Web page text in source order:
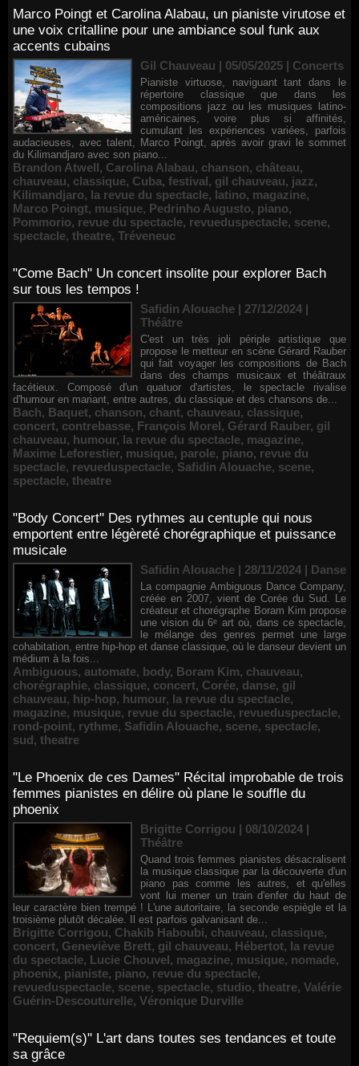
Marco Poingt et Carolina Alabau, un pianiste virutose et
une voix critalline pour une ambiance soul funk aux
accents cubains
Gil Chauveau | 05/05/2025 | Concerts
Pianiste virtuose, naviguant tant dans le
répertoire classique que dans les
compositions jazz ou les musiques latino-
américaines, voire plus si affinités,
cumulant les expériences variées, parfois
audacieuses, avec talent, Marco Poingt, après avoir gravi le sommet
du Kilimandjaro avec son piano...
Brandon Atwell, Carolina Alabau, chanson, château,
chauveau, classique, Cuba, festival, gil chauveau, jazz,
Kilimandjaro, la revue du spectacle, latino, magazine,
Marco Poingt, musique, Pedrinho Augusto, piano,
Pommorio, revue du spectacle, revueduspectacle, scene,
spectacle, theatre, Tréveneuc
"Come Bach" Un concert insolite pour explorer Bach
sur tous les tempos !
Safidin Alouache | 27/12/2024 |
Théâtre
C'est un très joli périple artistique que
propose le metteur en scène Gérard Rauber
qui fait voyager les compositions de Bach
dans des champs musicaux et théâtraux
facétieux. Composé d'un quatuor d'artistes, le spectacle rivalise
d'humour en mariant, entre autres, du classique et des chansons de...
Bach, Baquet, chanson, chant, chauveau, classique,
concert, contrebasse, François Morel, Gérard Rauber, gil
chauveau, humour, la revue du spectacle, magazine,
Maxime Leforestier, musique, parole, piano, revue du
spectacle, revueduspectacle, Safidin Alouache, scene,
spectacle, theatre
"Body Concert" Des rythmes au centuple qui nous
emportent entre légèreté chorégraphique et puissance
musicale
Safidin Alouache | 28/11/2024 | Danse
La compagnie Ambiguous Dance Company,
créée en 2007, vient de Corée du Sud. Le
créateur et chorégraphe Boram Kim propose
une vision du 6ᵉ art où, dans ce spectacle,
le mélange des genres permet une large
cohabitation, entre hip-hop et danse classique, où le danseur devient un
médium à la fois...
Ambiguous, automate, body, Boram Kim, chauveau,
chorégraphie, classique, concert, Corée, danse, gil
chauveau, hip-hop, humour, la revue du spectacle,
magazine, musique, revue du spectacle, revueduspectacle,
rond-point, rythme, Safidin Alouache, scene, spectacle,
sud, theatre
"Le Phoenix de ces Dames" Récital improbable de trois
femmes pianistes en délire où plane le souffle du
phoenix
Brigitte Corrigou | 08/10/2024 |
Théâtre
Quand trois femmes pianistes désacralisent
la musique classique par la découverte d'un
piano pas comme les autres, et qu'elles
vont lui mener un train d'enfer du haut de
leur caractère bien trempé ! L'une autoritaire, la seconde espiègle et la
troisième plutôt décalée. Il est parfois galvanisant de...
Brigitte Corrigou, Chakib Haboubi, chauveau, classique,
concert, Geneviève Brett, gil chauveau, Hébertot, la revue
du spectacle, Lucie Chouvel, magazine, musique, nomade,
phoenix, pianiste, piano, revue du spectacle,
revueduspectacle, scene, spectacle, studio, theatre, Valérie
Guérin-Descouturelle, Véronique Durville
"Requiem(s)" L'art dans toutes ses tendances et toute
sa grâce